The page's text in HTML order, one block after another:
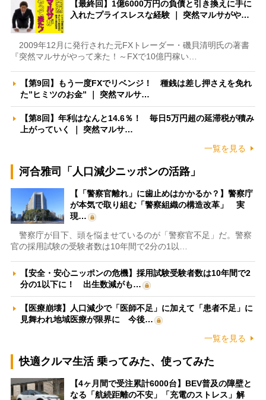
【最終回】1億6000万円の負債と引き換えに手に
入れたプライスレスな経験 ｜ 突然マルサがや…
2009年12月に発行された元FXトレーダー・磯貝清明氏の著書
『突然マルサがやって来た！～FXで10億円稼い…
【第9回】もう一度FXでリベンジ！ 種銭は差し押さえを免れ
た”ヒミツのお金” ｜ 突然マルサ…
【第8回】年利はなんと14.6％！ 毎日5万円超の延滞税が積み
上がっていく ｜ 突然マルサ…
一覧を見る
河合雅司「人口減少ニッポンの活路」
【「警察官離れ」に歯止めはかかるか？】警察庁
が本気で取り組む「警察組織の構造改革」 実
現…
警察庁が目下、頭を悩ませているのが「警察官不足」だ。警察
官の採用試験の受験者数は10年間で2分の1以…
【安全・安心ニッポンの危機】採用試験受験者数は10年間で2
分の1以下に！ 出生数減がも…
【医療崩壊】人口減少で「医師不足」に加えて「患者不足」に
見舞われ地域医療が限界に 今後…
一覧を見る
快適クルマ生活 乗ってみた、使ってみた
【4ヶ月間で受注累計6000台】BEV普及の障壁と
なる「航続距離の不安」「充電のストレス」解